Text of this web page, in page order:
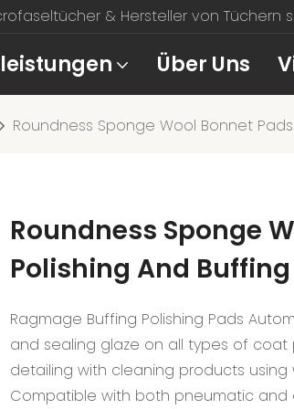
& Hersteller von Tüchern
Über Uns
Roundness Sponge Wool Bonnet
Roundness Sponge
Polishing And Buffing
Ragmage Buffing Polishing Pads
and sealing glaze on all types of
detailing with cleaning products
Compatible with both pneumatic and